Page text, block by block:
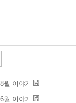
8월 이야기
6월 이야기